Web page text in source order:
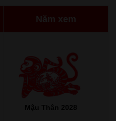
Năm xem
Mậu Thân 2028